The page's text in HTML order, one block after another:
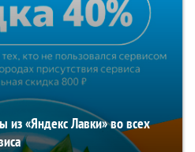
из «Яндекс Лавки» во всех